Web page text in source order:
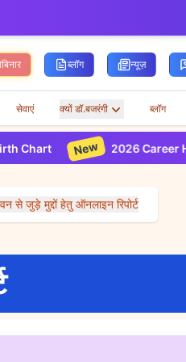
ब्लॉग न्यूज़
सेवाएं क्यों डॉ.बजरंगी ब्लॉग
New 2026 Career
से जुड़े मुद्दों हेतु ऑनलाइन रिपोर्ट